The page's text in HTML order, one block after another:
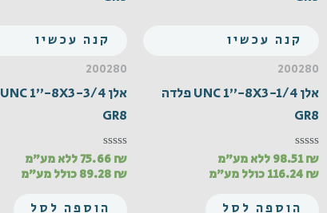
קנה עכשיו
200280
אלן UNC 1"-8X3-1/4 פלדה
GR8
דורג
0
מתוך
98.51₪
ללא מע"מ
116.24₪
כולל מע"מ
הוספה לסל
קנה עכשיו
200280
GR8
דורג
0
מתוך
75.66₪
ללא מע"מ
89.28₪
כולל מע"מ
הוספה לסל